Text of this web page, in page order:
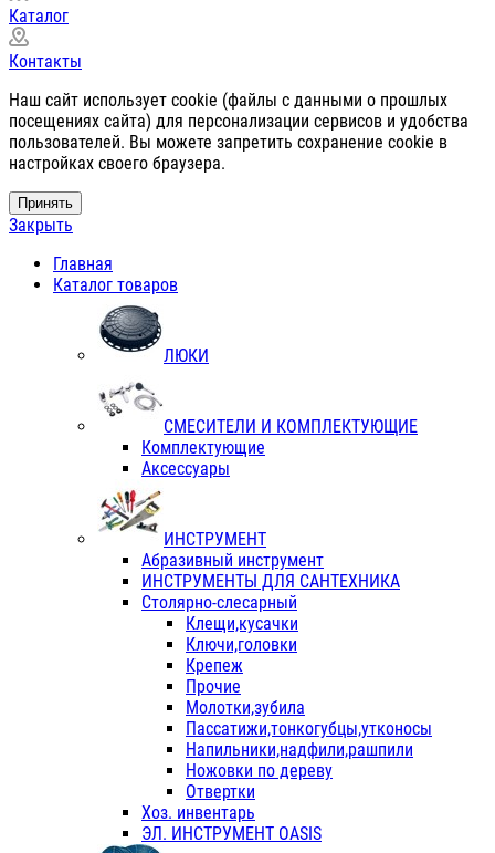
Каталог
Контакты
Наш сайт использует cookie (файлы с данными о прошлых
посещениях сайта) для персонализации сервисов и удобства
пользователей. Вы можете запретить сохранение cookie в
настройках своего браузера.
Принять
Закрыть
Главная
Каталог товаров
ЛЮКИ
СМЕСИТЕЛИ И КОМПЛЕКТУЮЩИЕ
Комплектующие
Аксессуары
ИНСТРУМЕНТ
Абразивный инструмент
ИНСТРУМЕНТЫ ДЛЯ САНТЕХНИКА
Столярно-слесарный
Клещи,кусачки
Ключи,головки
Крепеж
Прочие
Молотки,зубила
Пассатижи,тонкогубцы,утконосы
Напильники,надфили,рашпили
Ножовки по дереву
Отвертки
Хоз. инвентарь
ЭЛ. ИНСТРУМЕНТ OASIS